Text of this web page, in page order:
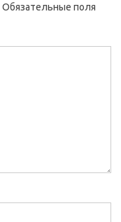
Обязательные поля